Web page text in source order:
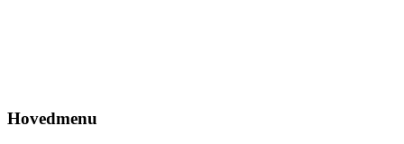
Hovedmenu